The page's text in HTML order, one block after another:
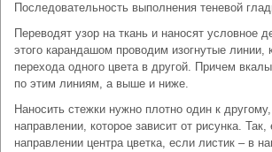
Последовательность выполнения теневой
Переводят узор на ткань и наносят условное
этого карандашом проводим изогнутые линии,
перехода одного цвета в другой. Причем
по этим линиям, а выше и ниже.
Наносить стежки нужно плотно один к
направлении, которое зависит от рисунка.
направлении центра цветка, если листик – в